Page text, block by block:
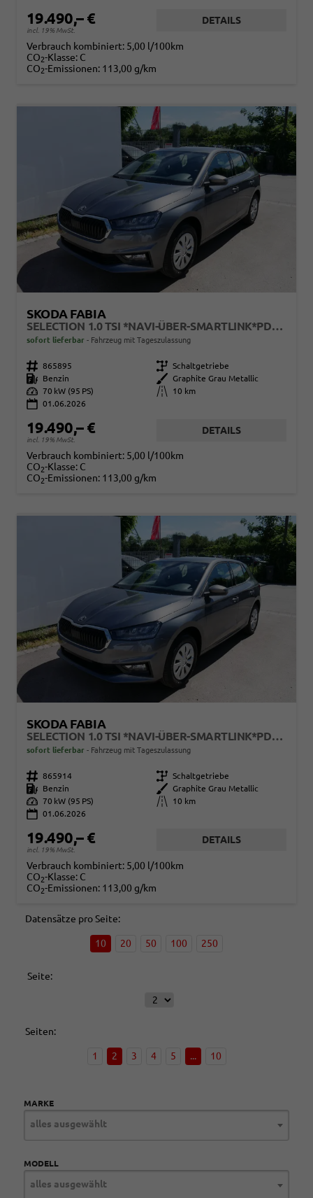
19.490,– €
incl. 19% MwSt.
DETAILS
Verbrauch kombiniert: 5,00 l/100km
CO2-Klasse: C
CO2-Emissionen: 113,00 g/km
SKODA FABIA
SELECTION 1.0 TSI *NAVI-ÜBER-SMARTLINK*PDC-HI*LED*SHZ*KLIMA*RADIO
sofort lieferbar Fahrzeug mit Tageszulassung
Fahrzeugnr. 865895 Getriebe Schaltgetriebe
Kraftstoff
Benzin Außenfarbe
Graphite Grau Metallic
Leistung 70 kW (95 PS) Kilometerstand
10 km
01.06.2026
19.490,– €
incl. 19% MwSt.
DETAILS
Verbrauch kombiniert: 5,00 l/100km
CO2-Klasse: C
CO2-Emissionen: 113,00 g/km
SKODA FABIA
SELECTION 1.0 TSI *NAVI-ÜBER-SMARTLINK*PDC-HI*LED*SHZ*KLIMA*RADIO
sofort lieferbar Fahrzeug mit Tageszulassung
Fahrzeugnr. 865914 Getriebe Schaltgetriebe
Kraftstoff
Benzin Außenfarbe
Graphite Grau Metallic
Leistung 70 kW (95 PS) Kilometerstand
10 km
01.06.2026
19.490,– €
incl. 19% MwSt.
DETAILS
Verbrauch kombiniert: 5,00 l/100km
CO2-Klasse: C
CO2-Emissionen: 113,00 g/km
Datensätze pro Seite:
10 20 50 100 250
Seite:
Seiten:
1 2 3 4 5 ... 10
MARKE
alles ausgewählt
MODELL
alles ausgewählt